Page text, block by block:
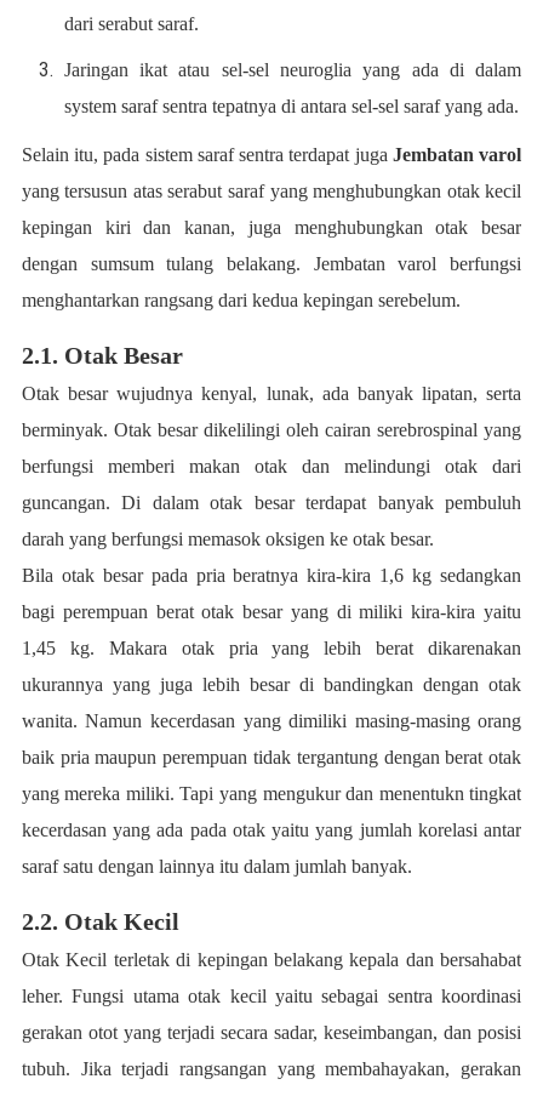
dari serabut saraf.
Jaringan ikat atau sel-sel neuroglia yang ada di dalam
system saraf sentra tepatnya di antara sel-sel saraf yang ada.
Selain itu, pada sistem saraf sentra terdapat juga Jembatan varol
yang tersusun atas serabut saraf yang menghubungkan otak kecil
kepingan kiri dan kanan, juga menghubungkan otak besar
dengan sumsum tulang belakang. Jembatan varol berfungsi
menghantarkan rangsang dari kedua kepingan serebelum.
2.1. Otak Besar
Otak besar wujudnya kenyal, lunak, ada banyak lipatan, serta
berminyak. Otak besar dikelilingi oleh cairan serebrospinal yang
berfungsi memberi makan otak dan melindungi otak dari
guncangan. Di dalam otak besar terdapat banyak pembuluh
darah yang berfungsi memasok oksigen ke otak besar.
Bila otak besar pada pria beratnya kira-kira 1,6 kg sedangkan
bagi perempuan berat otak besar yang di miliki kira-kira yaitu
1,45 kg. Makara otak pria yang lebih berat dikarenakan
ukurannya yang juga lebih besar di bandingkan dengan otak
wanita. Namun kecerdasan yang dimiliki masing-masing orang
baik pria maupun perempuan tidak tergantung dengan berat otak
yang mereka miliki. Tapi yang mengukur dan menentukn tingkat
kecerdasan yang ada pada otak yaitu yang jumlah korelasi antar
saraf satu dengan lainnya itu dalam jumlah banyak.
2.2. Otak Kecil
Otak Kecil terletak di kepingan belakang kepala dan bersahabat
leher. Fungsi utama otak kecil yaitu sebagai sentra koordinasi
gerakan otot yang terjadi secara sadar, keseimbangan, dan posisi
tubuh. Jika terjadi rangsangan yang membahayakan, gerakan